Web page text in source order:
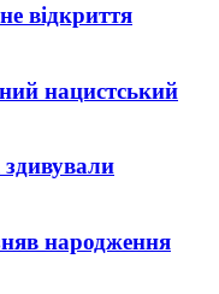
відкриття
нацистський
здивували
народження